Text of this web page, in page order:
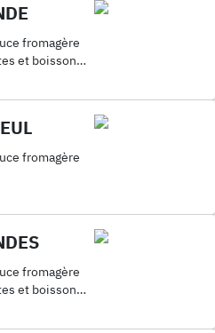
fromagère
et boisson
fromagère
fromagère
et boisson